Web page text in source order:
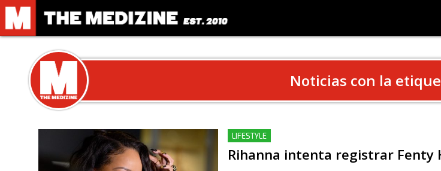
Noticias con la
LIFESTYLE
Rihanna intenta registrar Fenty